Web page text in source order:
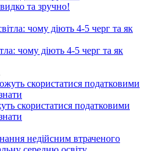
та зручно!
чому діють 4-5 черг та як
скористатися податковими